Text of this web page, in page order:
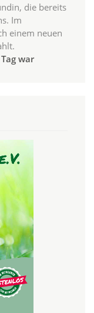
die bereits
Im
einem neuen
war